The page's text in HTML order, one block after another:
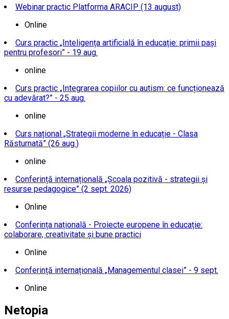
Webinar practic Platforma ARACIP (13 august)
Online
Curs practic „Inteligența artificială în educație: primii pași
pentru profesori” - 19 aug.
online
Curs practic „Integrarea copiilor cu autism: ce funcționează
cu adevărat?” - 25 aug.
online
Curs național „Strategii moderne în educație - Clasa
Răsturnată” (26 aug.)
online
Conferință internațională „Școala pozitivă - strategii și
resurse pedagogice” (2 sept. 2026)
Online
Conferința națională - Proiecte europene în educație:
colaborare, creativitate și bune practici
Online
Conferință internațională „Managementul clasei” - 9 sept.
Online
Netopia